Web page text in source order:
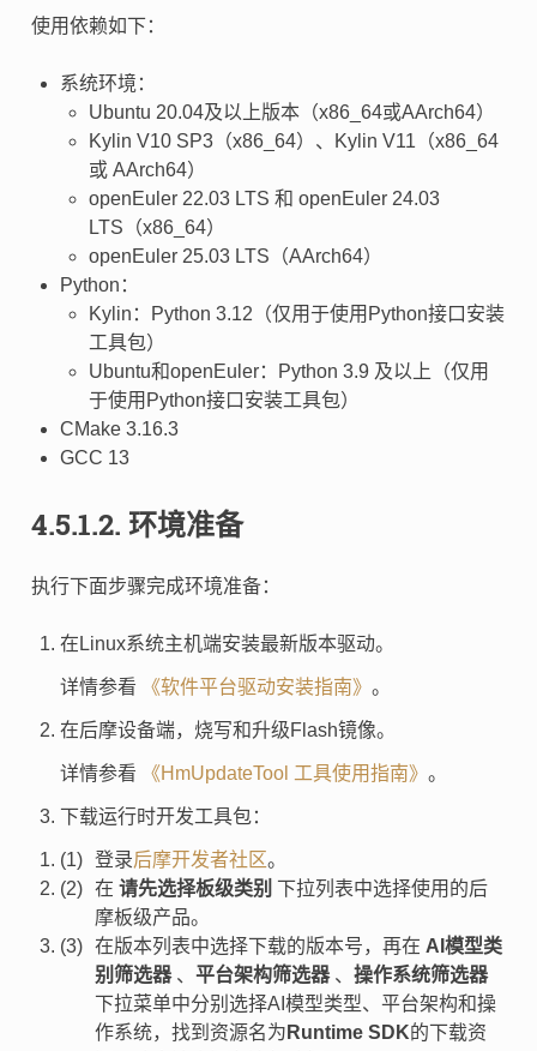
使用依赖如下：
系统环境：
Ubuntu 20.04及以上版本（x86_64或AArch64）
Kylin V10 SP3（x86_64）、Kylin V11（x86_64
或 AArch64）
openEuler 22.03 LTS 和 openEuler 24.03
LTS（x86_64）
openEuler 25.03 LTS（AArch64）
Python：
Kylin：Python 3.12（仅用于使用Python接口安装
工具包）
Ubuntu和openEuler：Python 3.9 及以上（仅用
于使用Python接口安装工具包）
CMake 3.16.3
GCC 13
4.5.1.2. 环境准备
执行下面步骤完成环境准备：
在Linux系统主机端安装最新版本驱动。
详情参看 《软件平台驱动安装指南》 。
在后摩设备端，烧写和升级Flash镜像。
详情参看 《HmUpdateTool 工具使用指南》 。
下载运行时开发工具包：
登录后摩开发者社区。
在 请先选择板级类别 下拉列表中选择使用的后
摩板级产品。
在版本列表中选择下载的版本号，再在 AI模型类
别筛选器、 平台架构筛选器、 操作系统筛选器
下拉菜单中分别选择AI模型类型、平台架构和操
作系统，找到资源名为 Runtime SDK的下载资